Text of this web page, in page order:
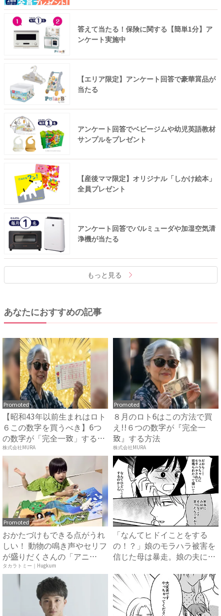
答えて当たる！保険に関する【簡単1分】ア
ンケート実施中
【エリア限定】アンケート回答で豪華賞品が
当たる
アンケート回答でベビージムや幼児英語教材
サンプルをプレゼント
【産後ママ限定】オリジナル「しかけ絵本」
全員プレゼント
アンケート回答でバルミューダや加湿空気清
浄機が当たる
もっと見る
あなたにおすすめの記事
Promoted
【昭和43年以前生まれはロト
６この数字を買うべき】6つ
の数字が「完全一致」する
方...
株式会社MURA
Promoted
８月のロト6はこの方法で買
え!!６つの数字が『完全一
致』する方法
株式会社MURA
Promoted
おかたづけもできる点がうれ
しい！ 動物の鳴き声やセリフ
が盛りだくさんの「アニ
ア ...
タカラトミー｜Hugkum
「なんてヒドイことをする
の！？」娘のモラハラ被害を
信じた母は暴走。娘の夫に電